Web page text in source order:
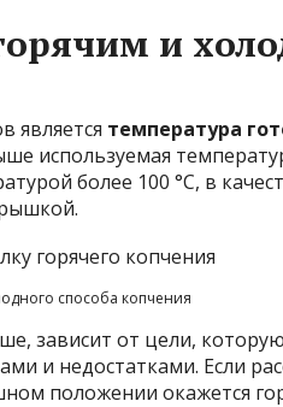
и
является температура
используемая
более 100 °C, в
способа копчения
зависит от цели,
и недостатками. Если
положении окажется